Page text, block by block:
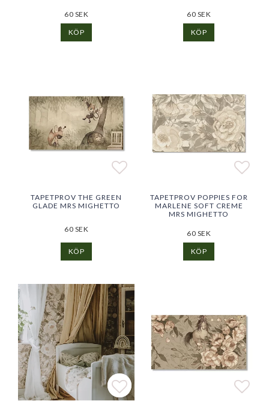
60 SEK
KÖP
60 SEK
KÖP
Lägg till i favoritlistan
Lägg till i favoritlistan
TAPETPROV THE GREEN
GLADE MRS MIGHETTO
60 SEK
KÖP
TAPETPROV POPPIES FOR
MARLENE SOFT CREME
MRS MIGHETTO
60 SEK
KÖP